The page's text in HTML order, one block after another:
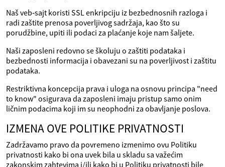
Naš veb‑sajt koristi SSL enkripciju iz bezbednosnih razloga i
radi zaštite prenosa poverljivog sadržaja, kao što su
porudžbine, upiti ili podaci za plaćanje koje nam šaljete.
Naši zaposleni redovno se školuju o zaštiti podataka i
bezbednosti informacija i obavezani su na poverljivost i zaštitu
podataka.
Restriktivna koncepcija prava i uloga na osnovu principa "need
to know" osigurava da zaposleni imaju pristup samo onim
ličnim podacima koji im su neophodni za obavljanje poslova.
IZMENA OVE POLITIKE PRIVATNOSTI
Zadržavamo pravo da povremeno izmenimo ovu Politiku
privatnosti kako bi ona uvek bila u skladu sa važećim
zakonskim zahtevima i/ili kako bi u Politiku privatnosti bile